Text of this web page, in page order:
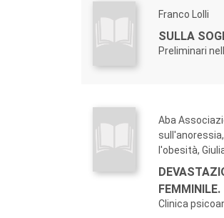
Franco Lolli
SULLA
Preliminari
Aba
l'obesità,
FEMMINILE.
Clinica